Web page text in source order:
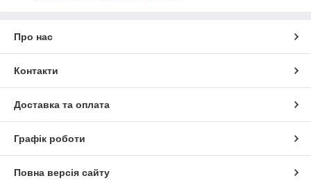
Про нас
Контакти
Доставка та оплата
Графік роботи
Повна версія сайту